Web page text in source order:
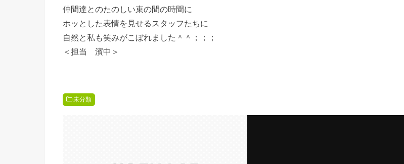
仲間達とのたのしい束の間の時間に
ホッとした表情を見せるスタッフたちに
自然と私も笑みがこぼれました＾＾；；；
＜担当 濱中＞
未分類